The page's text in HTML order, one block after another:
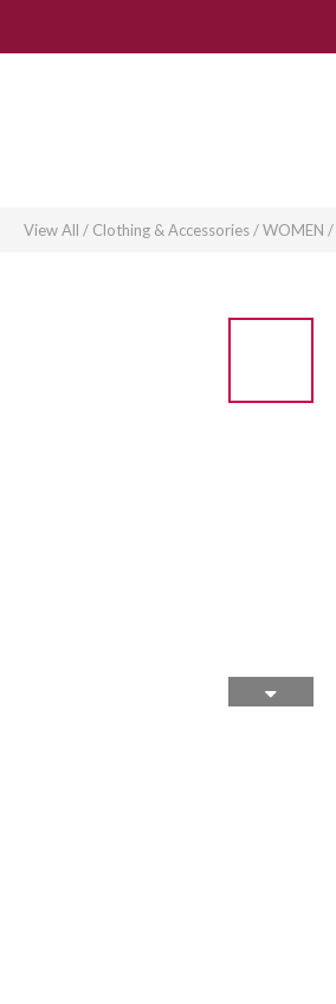
View All / Clothing & Accessories/WOMEN /